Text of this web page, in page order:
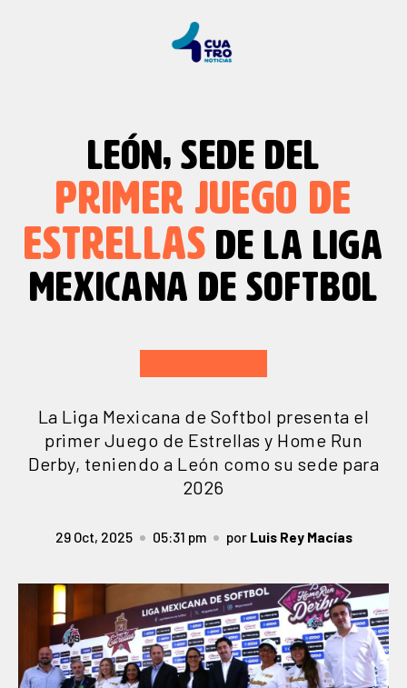
LEÓN, SEDE DEL
PRIMER JUEGO DE
ESTRELLAS DE LA LIGA
MEXICANA DE SOFTBOL
La Liga Mexicana de Softbol presenta el
primer Juego de Estrellas y Home Run
Derby, teniendo a León como su sede para
2026
29 Oct, 2025 05:31 pm por Luis Rey Macías